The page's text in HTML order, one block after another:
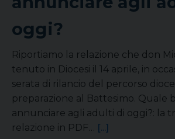
oggi?
Riportiamo la relazione che don
tenuto in Diocesi il 14 aprile, in
serata di rilancio del percorso
preparazione al Battesimo. Quale
annunciare agli adulti di oggi?: la
relazione in PDF… [...]